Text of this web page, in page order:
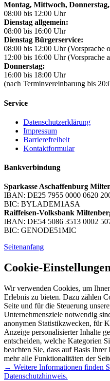
Montag, Mittwoch,
08:00 bis 12:00 Uhr
Dienstag allgemein:
08:00 bis 16:00 Uhr
Dienstag Bürgerservice:
08:00 bis 12:00 Uhr (Vorsprache
12:00 bis 16:00 Uhr (Vorsprache
Donnerstag:
16:00 bis 18:00 Uhr
(nach Terminvereinbarung bis
Service
Datenschutzerklärung
Impressum
Barrierefreiheit
Kontaktformular
Bankverbindung
Sparkasse Aschaffenburg
IBAN: DE25 7955 0000 0620
BIC: BYLADEM1ASA
Raiffeisen-Volksbank
IBAN: DE54 5086 3513 0002
BIC: GENODE51MIC
Seitenanfang
Cookie-
Wir verwenden Cookies, um
Erlebnis zu bieten. Dazu zählen
Seite und für die Steuerung
Unternehmensziele notwendig
anonymen Statistikzwecken, für
Anzeige personalisierter Inhalte
entscheiden, welche Kategorien
beachten Sie, dass auf Basis
mehr alle Funktionalitäten der
→ Weitere Informationen finden
Datenschutzhinweis.